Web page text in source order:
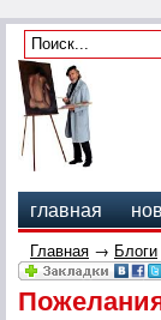
главная
Главная → Блоги